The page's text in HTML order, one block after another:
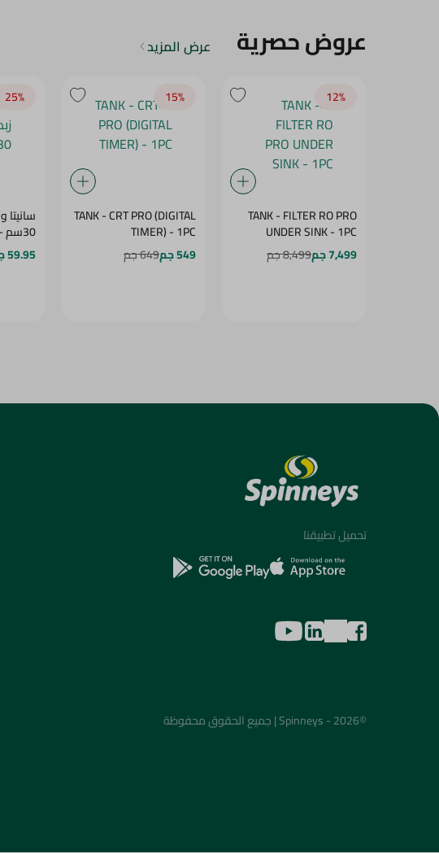
عروض حصرية عرض المزيد
12‎%‎
TANK - FILTER RO PRO
UNDER SINK - 1PC
7,499 جم
8,499 جم
15‎%‎
TANK - CRT PRO (DIGITAL
TIMER) - 1PC
549 جم
649 جم
25‎%‎
سانيتا
30سم - 1 رول
59.95 جم
تحميل تطبيقنا
©2026 - Spinneys | جميع الحقوق محفوظة